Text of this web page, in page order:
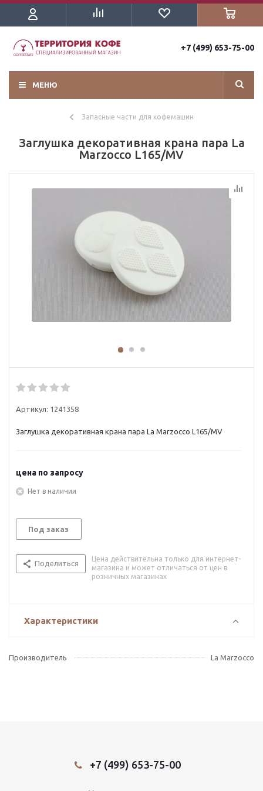
+7 (499) 653-75-00
МЕНЮ
Запасные части для кофемашин
Заглушка декоративная крана пара La
Marzocco L165/MV
Артикул: 1241358
Заглушка декоративная крана пара La Marzocco L165/MV
цена по запросу
Нет в наличии
Под заказ
Поделиться
Цена действительна только для интернет-
магазина и может отличаться от цен в
розничных магазинах
Характеристики
Производитель La Marzocco
+7 (499) 653-75-00